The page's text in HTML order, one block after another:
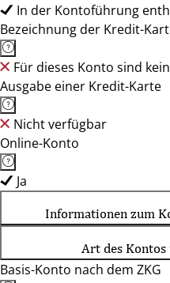
In der Kontoführung
Bezeichnung der Kredit-
Für dieses Konto sind
Ausgabe einer Kredit-Karte
Nicht verfügbar
Online-Konto
Ja
Informationen zum
Art des
Basis-Konto nach dem ZKG